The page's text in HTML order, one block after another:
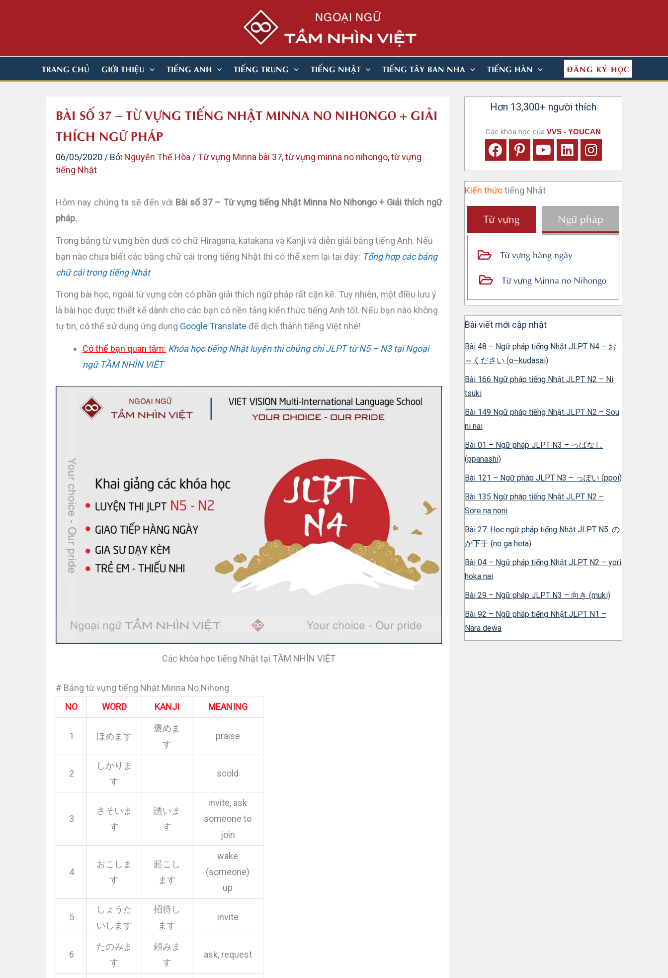
dung
TRANG CHỦ GIỚI THIỆU TIẾNG ANH TIẾNG TRUNG TIẾNG NHẬT TIẾNG TÂY BAN NHA TIẾNG HÀN ĐĂNG KÝ HỌC
BÀI SỐ 37 – TỪ VỰNG TIẾNG NHẬT MINNA NO NIHONGO + GIẢI
THÍCH NGỮ PHÁP
06/05/2020 / Bởi Nguyễn Thế Hòa /Từ vựng Minna bài 37,từ vựng minna no nihongo,từ vựng
tiếng Nhật
Hôm nay chúng ta sẽ đến với Bài số 37 – Từ vựng tiếng Nhật Minna No Nihongo + Giải thích ngữ
pháp.
Trong bảng từ vựng bên dưới có chữ Hiragana, katakana và Kanji và diễn giải bằng tiếng Anh. Nếu
bạn nào chưa biết các bảng chữ cái trong tiếng Nhật thì có thể xem lại tại đây: Tổng hợp các bảng
chữ cái trong tiếng Nhật
Trong bài học, ngoài từ vựng còn có phần giải thích ngữ pháp rất cặn kẽ. Tuy nhiên, một điều lưu ý
là bài học được thiết kế dành cho các bạn có nền tảng kiến thức tiếng Anh tốt. Nếu bạn nào không
tự tin, có thể sử dụng ứng dụng Google Translate để dịch thành tiếng Việt nhé!
Có thể bạn quan tâm: Khóa học tiếng Nhật luyện thi chứng chỉ JLPT từ N5 – N3 tại Ngoại
ngữ TẦM NHÌN VIÊT
Các khóa học tiếng Nhật tại TẦM NHÌN VIỆT
# Bảng từ vựng tiếng Nhật Minna No Nihong
NO
WORD KANJI MEANING
1 ほめます
褒めま
す
praise
2
しかりま
す
scold
3
さそいま
す
誘いま
す
invite, ask
someone to
join
4
おこしま
す
起こし
ます
wake
(someone)
up
5
しょうた
いします
招待し
ます
invite
6
たのみま
す
頼みま
す
ask, request
Hơn 13,300+ người thích
Các khóa học của VVS - YOUCAN
Kiến thức tiếng Nhật
Từ vựng Ngữ pháp
Từ vựng hàng ngày
Từ vựng Minna no Nihongo
Bài viết mới cập nhật
Bài 48 – Ngữ pháp tiếng Nhật JLPT N4 – お
～ください (o~kudasai)
Bài 166 Ngữ pháp tiếng Nhật JLPT N2 – Ni
tsuki
Bài 149 Ngữ pháp tiếng Nhật JLPT N2 – Sou
ni nai
Bài 01 – Ngữ pháp JLPT N3 – っぱなし
(ppanashi)
Bài 121 – Ngữ pháp JLPT N3 – っぽい (ppoi)
Bài 135 Ngữ pháp tiếng Nhật JLPT N2 –
Sore na noni
Bài 27: Học ngữ pháp tiếng Nhật JLPT N5: の
が下手 (no ga heta)
Bài 04 – Ngữ pháp tiếng Nhật JLPT N2 – yori
hoka nai
Bài 29 – Ngữ pháp JLPT N3 – 向き (muki)
Bài 92 – Ngữ pháp tiếng Nhật JLPT N1 –
Nara dewa